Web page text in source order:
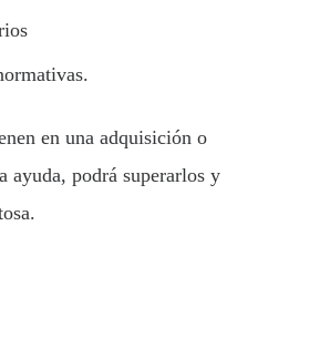
en una adquisición o
ayuda, podrá superarlos y